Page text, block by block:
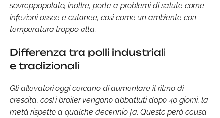
sovrappopolato, inoltre, porta a problemi di salute come
infezioni ossee e cutanee, così come un ambiente con
temperatura troppo alta.
Differenza tra polli industriali
e tradizionali
Gli allevatori oggi cercano di aumentare il ritmo di
crescita, così i broiler vengono abbattuti dopo 40 giorni, la
metà rispetto a qualche decennio fa. Questo però causa